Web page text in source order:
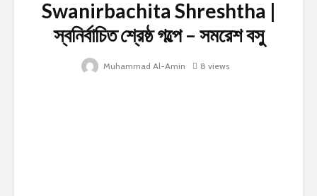
Swanirbachita Shreshtha |
স্বনির্বাচিত শ্রেষ্ঠ গল্পে – সমরেশ বসু
Muhammad Al-Amin 8 views